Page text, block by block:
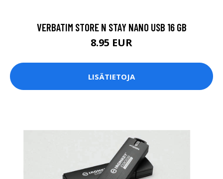
VERBATIM STORE N STAY NANO USB 16 GB
8.95 EUR
LISÄTIETOJA